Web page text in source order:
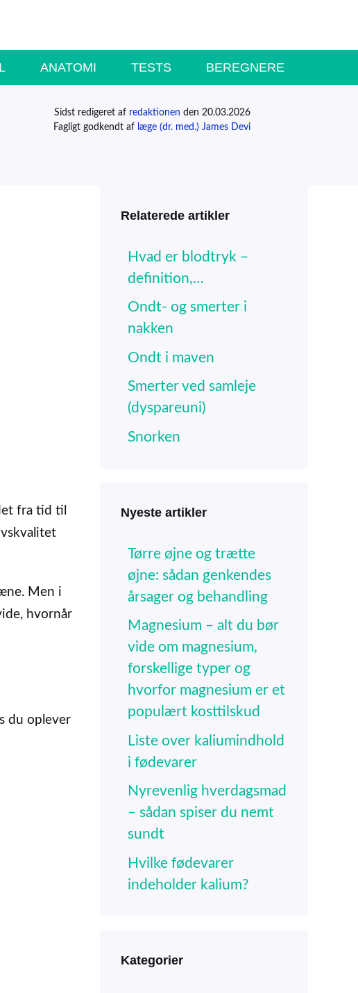
ANATOMI TESTS BEREGNERE
Sidst redigeret af redaktionen den 20.03.2026
Fagligt godkendt af læge (dr. med.) James Devi
fra tid til
Men i
hvornår
du oplever
Relaterede artikler
Hvad er blodtryk –
definition,…
Ondt- og smerter i
nakken
Ondt i maven
Smerter ved samleje
(dyspareuni)
Snorken
Nyeste artikler
Tørre øjne og trætte
øjne: sådan genkendes
årsager og behandling
Magnesium – alt du bør
vide om magnesium,
forskellige typer og
hvorfor magnesium er et
populært kosttilskud
Liste over kaliumindhold
i fødevarer
Nyrevenlig hverdagsmad
– sådan spiser du nemt
sundt
Hvilke fødevarer
indeholder kalium?
Kategorier